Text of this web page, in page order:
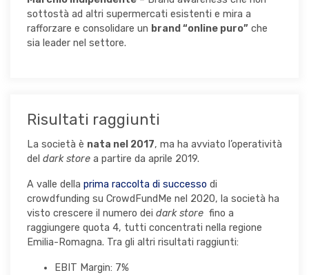
sottostà ad altri supermercati esistenti e mira a
rafforzare e consolidare un brand “online puro” che
sia leader nel settore.
Risultati raggiunti
La società è nata nel 2017, ma ha avviato l’operatività
del dark store a partire da aprile 2019.
A valle della prima raccolta di successo di
crowdfunding su CrowdFundMe nel 2020, la società ha
visto crescere il numero dei dark store fino a
raggiungere quota 4, tutti concentrati nella regione
Emilia-Romagna. Tra gli altri risultati raggiunti:
EBIT Margin: 7%